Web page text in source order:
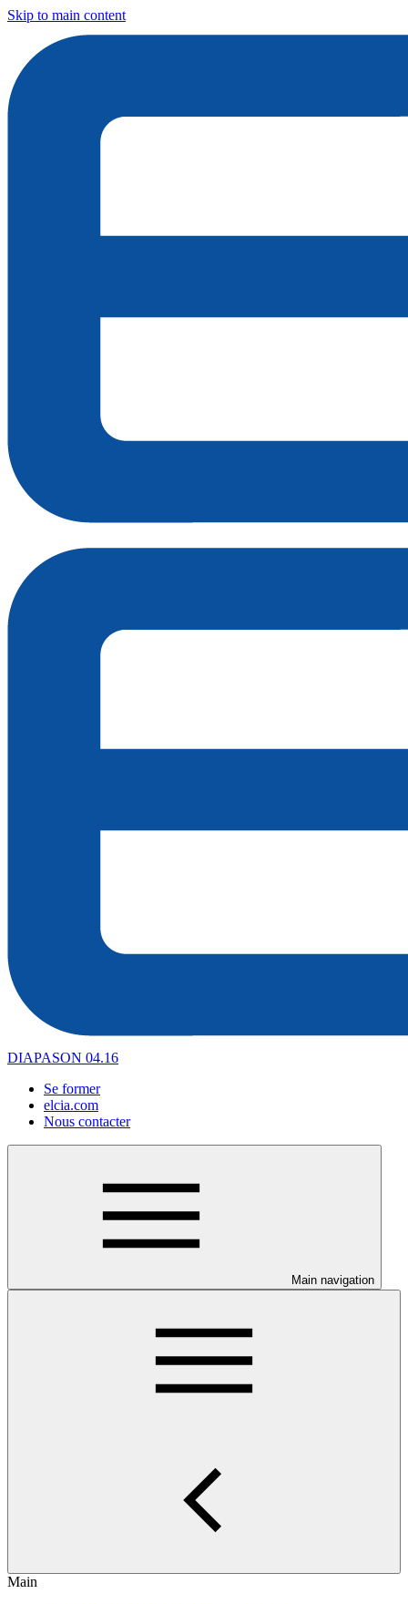
Skip to main content
DIAPASON 04.16
Se former
elcia.com
Nous contacter
Main navigation
Main